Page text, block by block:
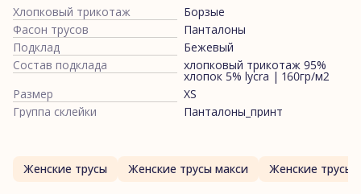
Хлопковый трикотаж
Борзые
Фасон трусов
Панталоны
Подклад
Бежевый
Состав подклада
хлопковый трикотаж 95%
хлопок 5% lycra | 160гр/м2
Размер
XS
Группа склейки
Панталоны_принт
Женские трусы Женские трусы макси Женские трусы